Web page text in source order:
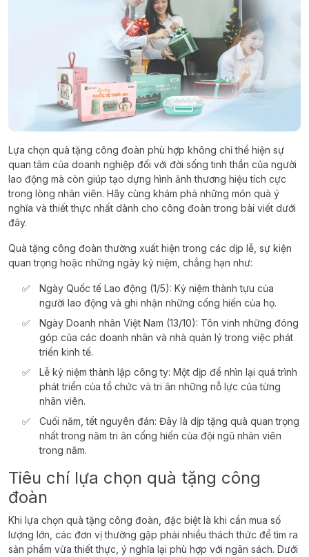
Lựa chọn quà tặng công đoàn phù hợp không chỉ thể hiện sự
quan tâm của doanh nghiệp đối với đời sống tinh thần của người
lao động mà còn giúp tạo dựng hình ảnh thương hiệu tích cực
trong lòng nhân viên. Hãy cùng khám phá những món quà ý
nghĩa và thiết thực nhất dành cho công đoàn trong bài viết dưới
đây.
Quà tặng công đoàn thường xuất hiện trong các dịp lễ, sự kiện
quan trọng hoặc những ngày kỷ niệm, chẳng hạn như:
Ngày Quốc tế Lao động (1/5): Kỷ niệm thành tựu của
người lao động và ghi nhận những cống hiến của họ.
Ngày Doanh nhân Việt Nam (13/10): Tôn vinh những đóng
góp của các doanh nhân và nhà quản lý trong việc phát
triển kinh tế.
Lễ kỷ niệm thành lập công ty: Một dịp để nhìn lại quá trình
phát triển của tổ chức và tri ân những nỗ lực của từng
nhân viên.
Cuối năm, tết nguyên đán: Đây là dịp tặng quà quan trọng
nhất trong năm tri ân cống hiến của đội ngũ nhân viên
trong năm.
Tiêu chí lựa chọn quà tặng công
đoàn
Khi lựa chọn quà tặng công đoàn, đặc biệt là khi cần mua số
lượng lớn, các đơn vị thường gặp phải nhiều thách thức để tìm ra
sản phẩm vừa thiết thực, ý nghĩa lại phù hợp với ngân sách. Dưới